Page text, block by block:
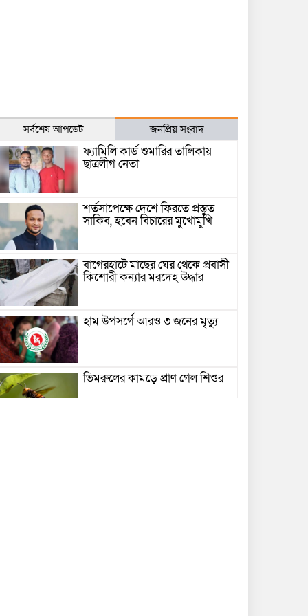
সর্বশেষ আপডেট জনপ্রিয় সংবাদ
ফ্যামিলি কার্ড শুমারির তালিকায়
ছাত্রলীগ নেতা
শর্তসাপেক্ষে দেশে ফিরতে প্রস্তুত
সাকিব, হবেন বিচারের মুখোমুখি
বাগেরহাটে মাছের ঘের থেকে প্রবাসী
কিশোরী কন্যার মরদেহ উদ্ধার
হাম উপসর্গে আরও ৩ জনের মৃত্যু
ভিমরুলের কামড়ে প্রাণ গেল শিশুর